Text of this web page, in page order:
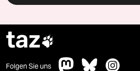
taz
Folgen Sie uns